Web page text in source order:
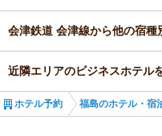
会津鉄道 会津線から他の宿種
近隣エリアのビジネスホテル
ホテル予約 福島のホテル・宿